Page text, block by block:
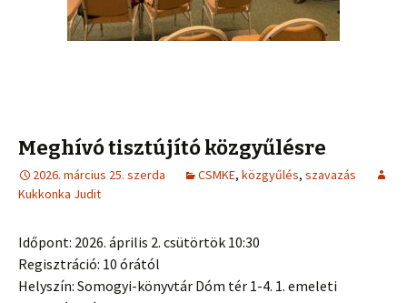
Meghívó tisztújító közgyűlésre
2026. március 25. szerda CSMKE, közgyűlés, szavazás
Kukkonka Judit
Időpont: 2026. április 2. csütörtök 10:30
Regisztráció: 10 órától
Helyszín: Somogyi-könyvtár Dóm tér 1-4. 1. emeleti